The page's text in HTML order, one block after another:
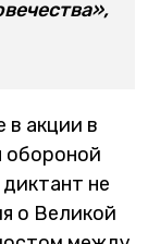
в акции в
обороной
не
о Великой